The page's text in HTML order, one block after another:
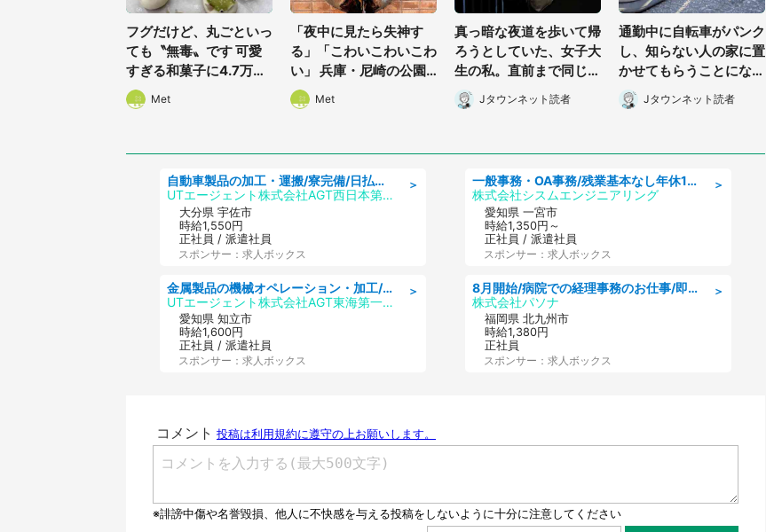
フグだけど、丸ごといっ
ても〝無毒〟です 可愛
すぎる和菓子に4.7万人
夢中「ふぐぅ~」「職人
の技ですね」
Met
「夜中に見たら失神す
る」「こわいこわいこわ
い」 兵庫・尼崎の公園
に佇む〝謎すぎる顔〟に
1.3万人戦慄
Met
真っ暗な夜道を歩いて帰
ろうとしていた、女子大
生の私。直前まで同じバ
スに乗ってた男性に声を
かけられて(長野県・50
Jタウンネット読者
通勤中に自転車がパンク
し、知らない人の家に置
かせてもらうことになっ
た私。帰りに取りに行く
と、なんと...(東京都・4
Jタウンネット読者
＞
自動車製品の加工・運搬/寮完備/日払い/工場・製造
UTエージェント株式会社AGT西日本第二CU
大分県 宇佐市
時給1,550円
正社員 / 派遣社員
スポンサー：求人ボックス
＞
金属製品の機械オペレーション・加工/寮完備/日払い/工場・製造
UTエージェント株式会社AGT東海第一CU
愛知県 知立市
時給1,600円
正社員 / 派遣社員
スポンサー：求人ボックス
＞
一般事務・OA事務/残業基本なし年休130日社保完備の一般・調達事務
株式会社シスムエンジニアリング
愛知県 一宮市
時給1,350円～
正社員 / 派遣社員
スポンサー：求人ボックス
＞
8月開始/病院での経理事務のお仕事/即日勤務可/車通勤可/経理/一般事務
株式会社パソナ
福岡県 北九州市
時給1,380円
正社員
スポンサー：求人ボックス